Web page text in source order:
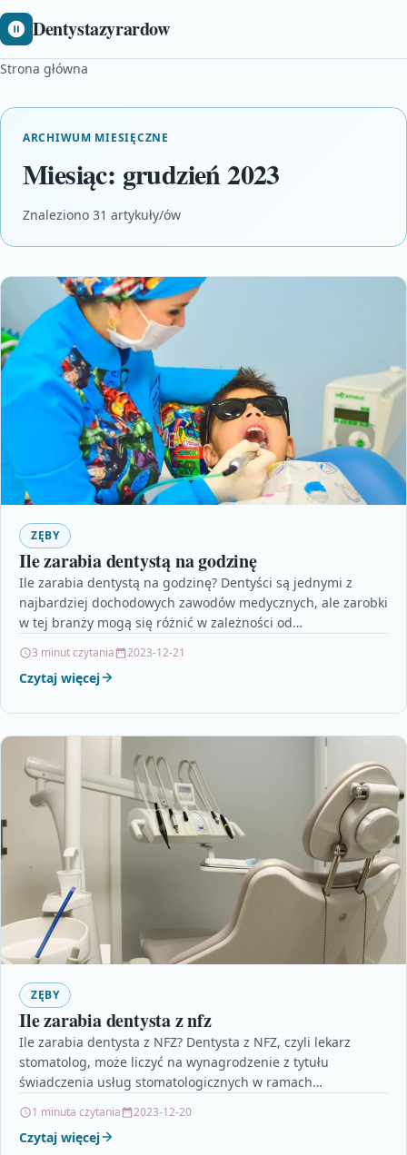
Dentystazyrardow
Strona główna
ARCHIWUM MIESIĘCZNE
Miesiąc: grudzień 2023
Znaleziono 31 artykuły/ów
ZĘBY
Ile zarabia dentystą na godzinę
Ile zarabia dentystą na godzinę? Dentyści są jednymi z
najbardziej dochodowych zawodów medycznych, ale zarobki
w tej branży mogą się różnić w zależności od…
3 minut czytania 2023-12-21
Czytaj więcej
ZĘBY
Ile zarabia dentysta z nfz
Ile zarabia dentysta z NFZ? Dentysta z NFZ, czyli lekarz
stomatolog, może liczyć na wynagrodzenie z tytułu
świadczenia usług stomatologicznych w ramach
1 minuta czytania 2023-12-20
Czytaj więcej